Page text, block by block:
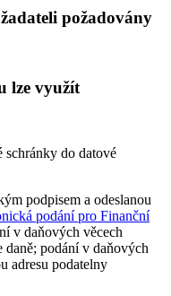
požadovány
lze využít
schránky do datové
podpisem a odeslanou
podání pro Finanční
v daňových věcech
daně; podání v daňových
adresu podatelny